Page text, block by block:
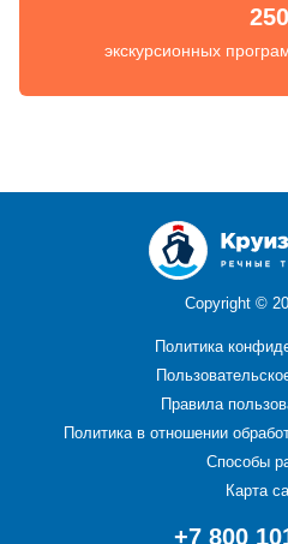
250
экскурсионных
Copyright ©
Политика
Правила
Политика в отношении
Способы
Карта
+7 800